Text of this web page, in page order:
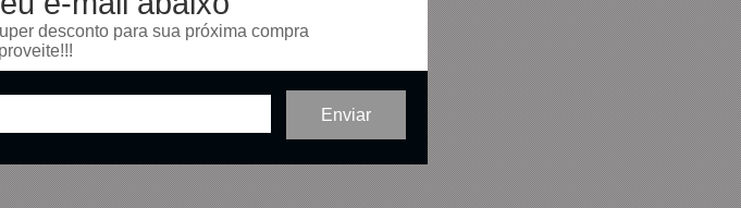
desconto para sua próxima compra